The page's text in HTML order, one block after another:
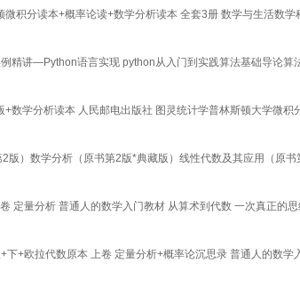
微积分读本+概率论读+数学分析读本 全套3册 数学与生活数学
例精讲—Python语言实现 python从入门到实践算法基础导论
+数学分析读本 人民邮电出版社 图灵统计学普林斯顿大学微积
版）数学分析（原书第2版*典藏版）线性代数及其应用（原
定量分析 普通人的数学入门教材 从算术到代数 一次真正的
下+欧拉代数原本 上卷 定量分析+概率论沉思录 普通人的数